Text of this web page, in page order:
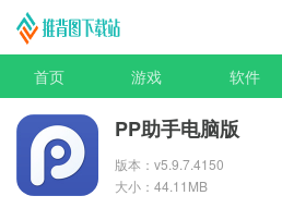
首页 游戏 软件
PP助手电脑版
版本：v5.9.7.4150
大小：44.11MB